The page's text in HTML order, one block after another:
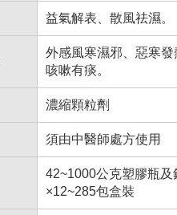
益氣解表、散風祛濕。
外感風寒濕邪、惡寒
咳嗽有痰。
濃縮顆粒劑
須由中醫師處方使用
42~1000公克塑膠瓶
×12~285包盒裝